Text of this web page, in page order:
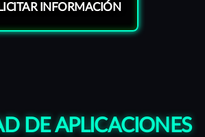
INFORMACIÓN
DE APLICACIONES